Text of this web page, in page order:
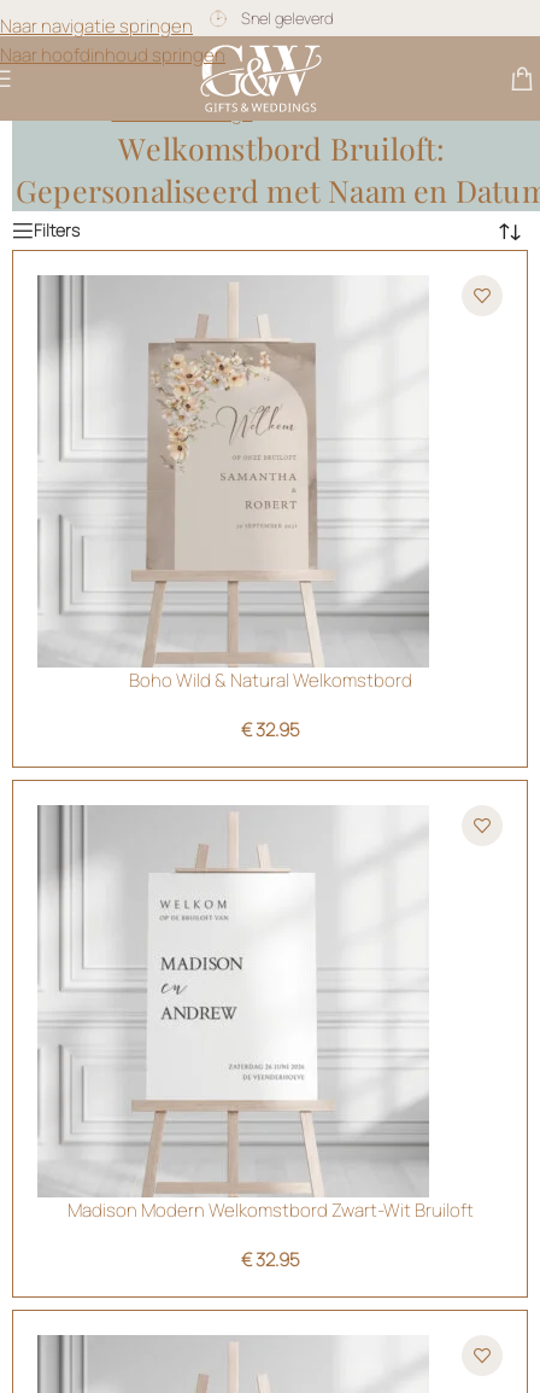
Naar navigatie springen
Naar hoofdinhoud springen
Snel geleverd
Gratis personalisatie
Gifts & Weddings>Welkomstbord Bruiloft
Welkomstbord Bruiloft:
Gepersonaliseerd met Naam en
Boho Wild & Natural Welkomstbord
€32.95
Madison Modern Welkomstbord Zwart-Wit Bruiloft
€32.95